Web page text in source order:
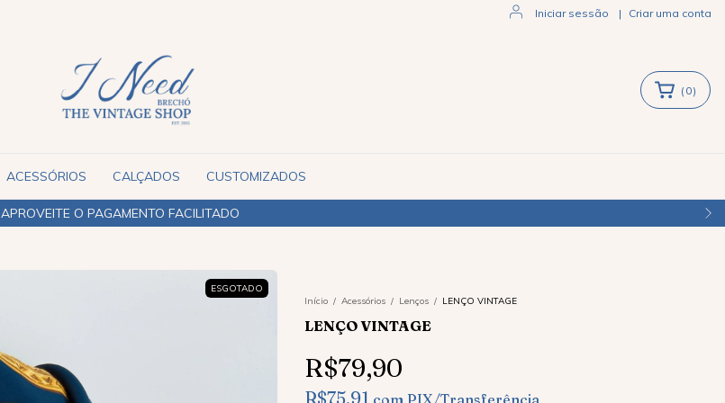
Iniciar sessão | Criar uma conta
APROVEITE O PAGAMENTO FACILITADO
( 0)
ACESSÓRIOS CALÇADOS CUSTOMIZADOS
ESGOTADO
Início / Acessórios / Lenços / LENÇO VINTAGE
LENÇO VINTAGE
R$79,90
R$75,91 com PIX/Transferência